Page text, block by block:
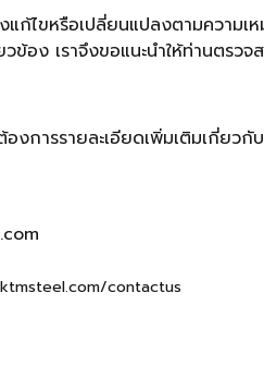
ก้ไขหรือเปลี่ยนแปลงตามความเ
อง เราจึงขอแนะนำให้ท่านตรว
งการรายละเอียดเพิ่มเติมเกี่ย
contactus